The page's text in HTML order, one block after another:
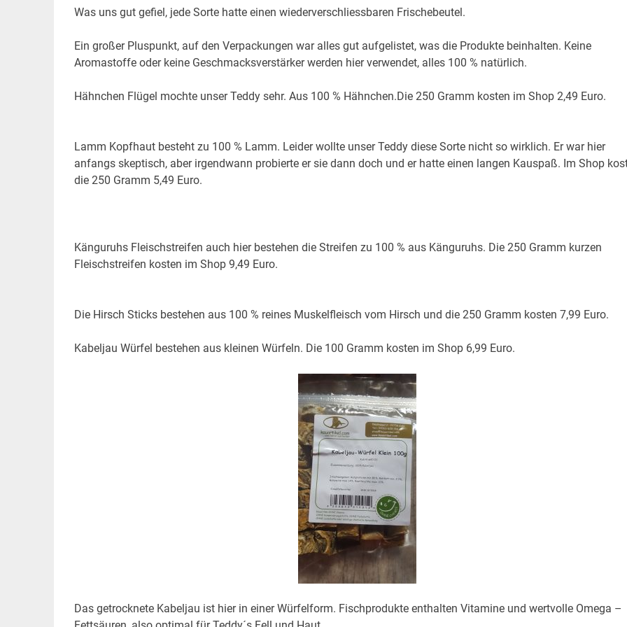
Was uns gut gefiel, jede Sorte hatte einen wiederverschliessbaren Frischebeutel.
Ein großer Pluspunkt, auf den Verpackungen war alles gut aufgelistet, was die Produkte beinhalten. Keine
Aromastoffe oder keine Geschmacksverstärker werden hier verwendet, alles 100 % natürlich.
Hähnchen Flügel mochte unser Teddy sehr. Aus 100 % Hähnchen.Die 250 Gramm kosten im Shop 2,49 Euro.
Lamm Kopfhaut besteht zu 100 % Lamm. Leider wollte unser Teddy diese Sorte nicht so wirklich. Er war hier
anfangs skeptisch, aber irgendwann probierte er sie dann doch und er hatte einen langen Kauspaß. Im Shop
die 250 Gramm 5,49 Euro.
Känguruhs Fleischstreifen auch hier bestehen die Streifen zu 100 % aus Känguruhs. Die 250 Gramm kurzen
Fleischstreifen kosten im Shop 9,49 Euro.
Die Hirsch Sticks bestehen aus 100 % reines Muskelfleisch vom Hirsch und die 250 Gramm kosten 7,99 Euro.
Kabeljau Würfel bestehen aus kleinen Würfeln. Die 100 Gramm kosten im Shop 6,99 Euro.
Das getrocknete Kabeljau ist hier in einer Würfelform. Fischprodukte enthalten Vitamine und wertvolle Omega –